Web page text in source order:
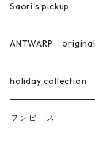
Saori's pickup
ANTWARP original
holiday collection
ring
ワンピース